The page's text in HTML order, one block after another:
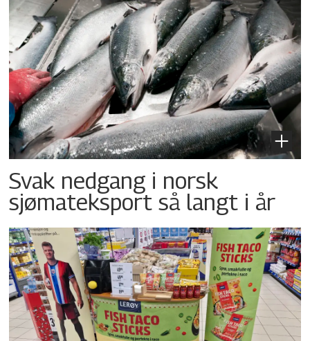
Svak nedgang i norsk
sjømateksport så langt i år